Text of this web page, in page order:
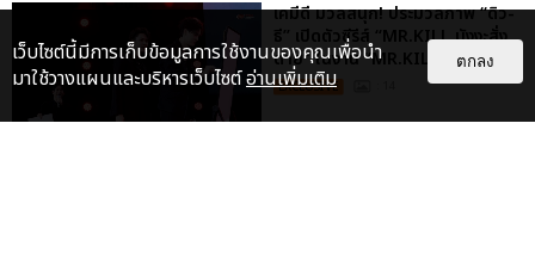
เคมีดี มวลสนุก! ประมวลภาพ “ดิว-
ธี” เปิดตัวซีรีส์ “MR.KILL มังงะสั่ง
ตาย” ในงาน “MR.KILL...
EXCLUSIVE
เว็บไซต์นี้มีการเก็บข้อมูลการใช้งานของคุณเพื่อนำ
มาใช้วางแผนและบริหารเว็บไซต์อ่านเพิ่มเติม
ตกลง